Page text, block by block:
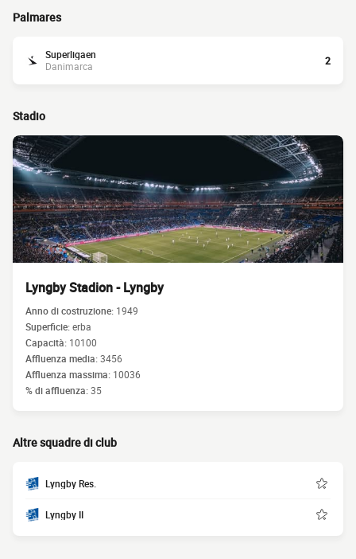
Palmares
Superligaen
Danimarca
2
Stadio
Lyngby Stadion - Lyngby
Anno di costruzione: 1949
Superficie:erba
Capacità: 10100
Affluenza media:3456
Affluenza massima: 10036
% di affluenza:35
Altre squadre di club
Lyngby Res.
Lyngby II